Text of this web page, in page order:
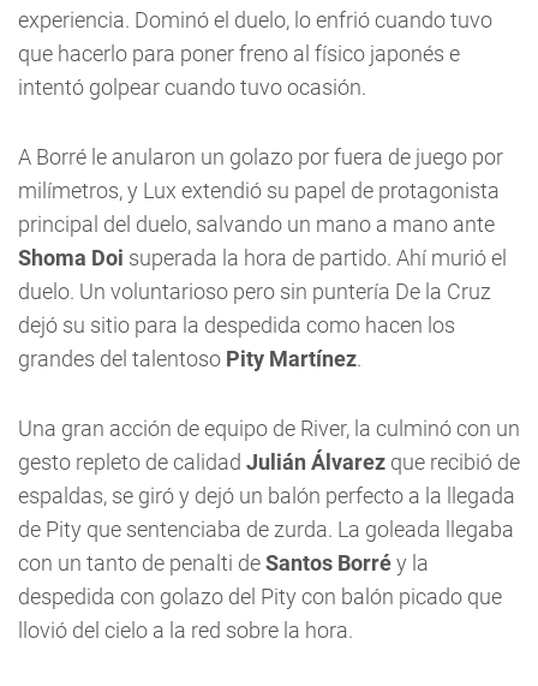
experiencia. Dominó el duelo, lo enfrió cuando tuvo
que hacerlo para poner freno al físico japonés e
intentó golpear cuando tuvo ocasión.
A Borré le anularon un golazo por fuera de juego por
milímetros, y Lux extendió su papel de protagonista
principal del duelo, salvando un mano a mano ante
Shoma Doi superada la hora de partido. Ahí murió el
duelo. Un voluntarioso pero sin puntería De la Cruz
dejó su sitio para la despedida como hacen los
grandes del talentoso Pity Martínez.
Una gran acción de equipo de River, la culminó con un
gesto repleto de calidad Julián Álvarez que recibió de
espaldas, se giró y dejó un balón perfecto a la llegada
de Pity que sentenciaba de zurda. La goleada llegaba
con un tanto de penalti deSantos Borréy la
despedida con golazo del Pity con balón picado que
llovió del cielo a la red sobre la hora.